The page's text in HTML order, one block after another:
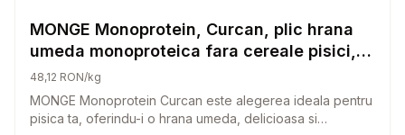
Hrana Umeda Pisici
MONGE Monoprotein, Curcan, plic hrana
umeda monoproteica fara cereale pisici,
(pate), 85g
48,12 RON/kg
MONGE Monoprotein Curcan este alegerea ideala pentru
pisica ta, oferindu-i o hrana umeda, delicioasa si